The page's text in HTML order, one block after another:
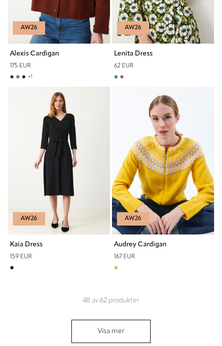
AW26
Alexis Cardigan
175 EUR
+1
AW26
Lenita Dress
62 EUR
AW26
Kaia Dress
159 EUR
AW26
Audrey Cardigan
167 EUR
48 av 62 produkter
Visa mer